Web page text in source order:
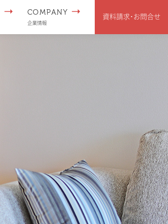
COMPANY
企業情報
資料請求･お問合せ